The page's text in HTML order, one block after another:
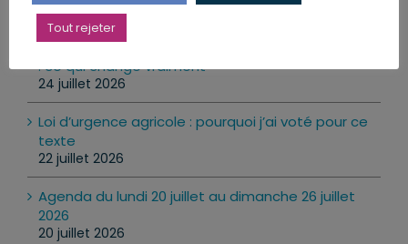
Mes dernières publications
Les réseaux sociaux interdits aux moins de 15 ans
: ce qui change vraiment
24 juillet 2026
Loi d’urgence agricole : pourquoi j’ai voté pour ce
texte
22 juillet 2026
Agenda du lundi 20 juillet au dimanche 26 juillet
2026
20 juillet 2026
Tout rejeter